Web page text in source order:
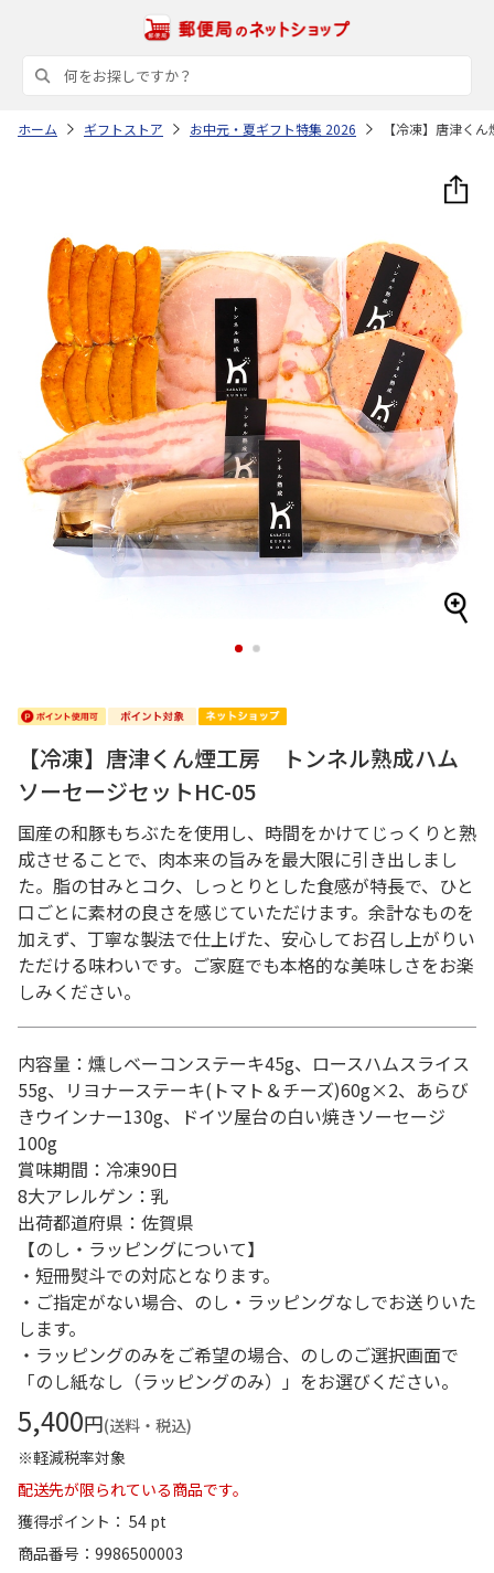
ホーム ギフトストア お中元・夏ギフト特集 2026 【冷凍】唐津く
1 2
【冷凍】唐津くん煙工房 トンネル熟成ハム
ソーセージセットHC-05
国産の和豚もちぶたを使用し、時間をかけてじっくりと熟
成させることで、肉本来の旨みを最大限に引き出しまし
た。脂の甘みとコク、しっとりとした食感が特長で、ひと
口ごとに素材の良さを感じていただけます。余計なものを
加えず、丁寧な製法で仕上げた、安心してお召し上がりい
ただける味わいです。ご家庭でも本格的な美味しさをお楽
しみください。
内容量：燻しベーコンステーキ45g、ロースハムスライス
55g、リヨナーステーキ(トマト＆チーズ)60g×2、あらび
きウインナー130g、ドイツ屋台の白い焼きソーセージ
100g
賞味期間：冷凍90日
8大アレルゲン：乳
出荷都道府県：佐賀県
【のし・ラッピングについて】
・短冊熨斗での対応となります。
・ご指定がない場合、のし・ラッピングなしでお送りいた
します。
・ラッピングのみをご希望の場合、のしのご選択画面で
「のし紙なし（ラッピングのみ）」をお選びください。
5,400円(送料・税込)
※軽減税率対象
配送先が限られている商品です。
獲得ポイント： 54 pt
商品番号
9986500003